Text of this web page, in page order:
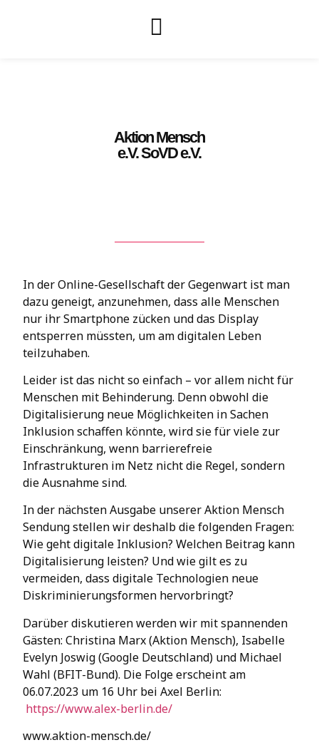
Aktion Mensch
e.V. SoVD e.V.
In der Online-Gesellschaft der Gegenwart ist man
dazu geneigt, anzunehmen, dass alle Menschen
nur ihr Smartphone zücken und das Display
entsperren müssten, um am digitalen Leben
teilzuhaben.
Leider ist das nicht so einfach – vor allem nicht für
Menschen mit Behinderung. Denn obwohl die
Digitalisierung neue Möglichkeiten in Sachen
Inklusion schaffen könnte, wird sie für viele zur
Einschränkung, wenn barrierefreie
Infrastrukturen im Netz nicht die Regel, sondern
die Ausnahme sind.
In der nächsten Ausgabe unserer Aktion Mensch
Sendung stellen wir deshalb die folgenden Fragen:
Wie geht digitale Inklusion? Welchen Beitrag kann
Digitalisierung leisten? Und wie gilt es zu
vermeiden, dass digitale Technologien neue
Diskriminierungsformen hervorbringt?
Darüber diskutieren werden wir mit spannenden
Gästen: Christina Marx (Aktion Mensch), Isabelle
Evelyn Joswig (Google Deutschland) und Michael
Wahl (BFIT-Bund). Die Folge erscheint am
06.07.2023 um 16 Uhr bei Axel Berlin:
https://www.alex-berlin.de/
www.aktion-mensch.de/